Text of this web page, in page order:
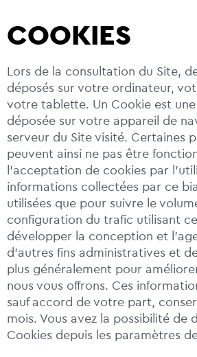
COOKIES
Lors de la consultation du Site,
déposés sur votre ordinateur,
votre tablette. Un Cookie est
déposée sur votre appareil de
serveur du Site visité. Certaines
peuvent ainsi ne pas être
l’acceptation de cookies par
informations collectées par ce
utilisées que pour suivre le
configuration du trafic utilisant
développer la conception et
d’autres fins administratives et
plus généralement pour
nous vous offrons. Ces
sauf accord de votre part,
mois. Vous avez la possibilité de
Cookies depuis les paramètres